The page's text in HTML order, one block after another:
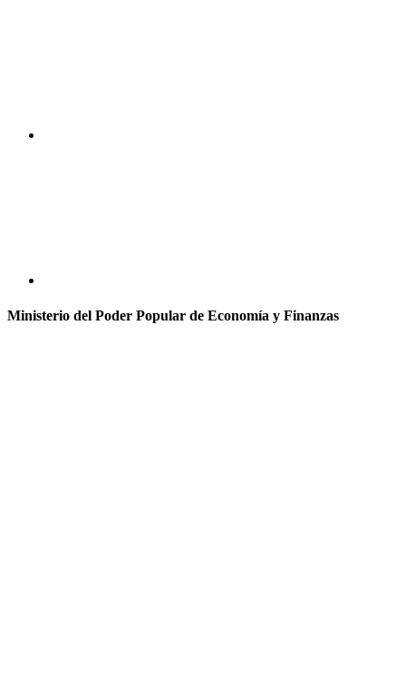
Ministerio del Poder Popular de Economía y Finanzas